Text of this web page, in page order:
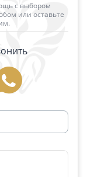
с выбором
или оставьте